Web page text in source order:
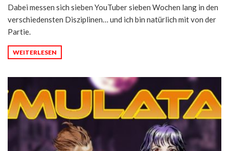
Dabei messen sich sieben YouTuber sieben Wochen lang in den
verschiedensten Disziplinen… und ich bin natürlich mit von der
Partie.
WEITERLESEN